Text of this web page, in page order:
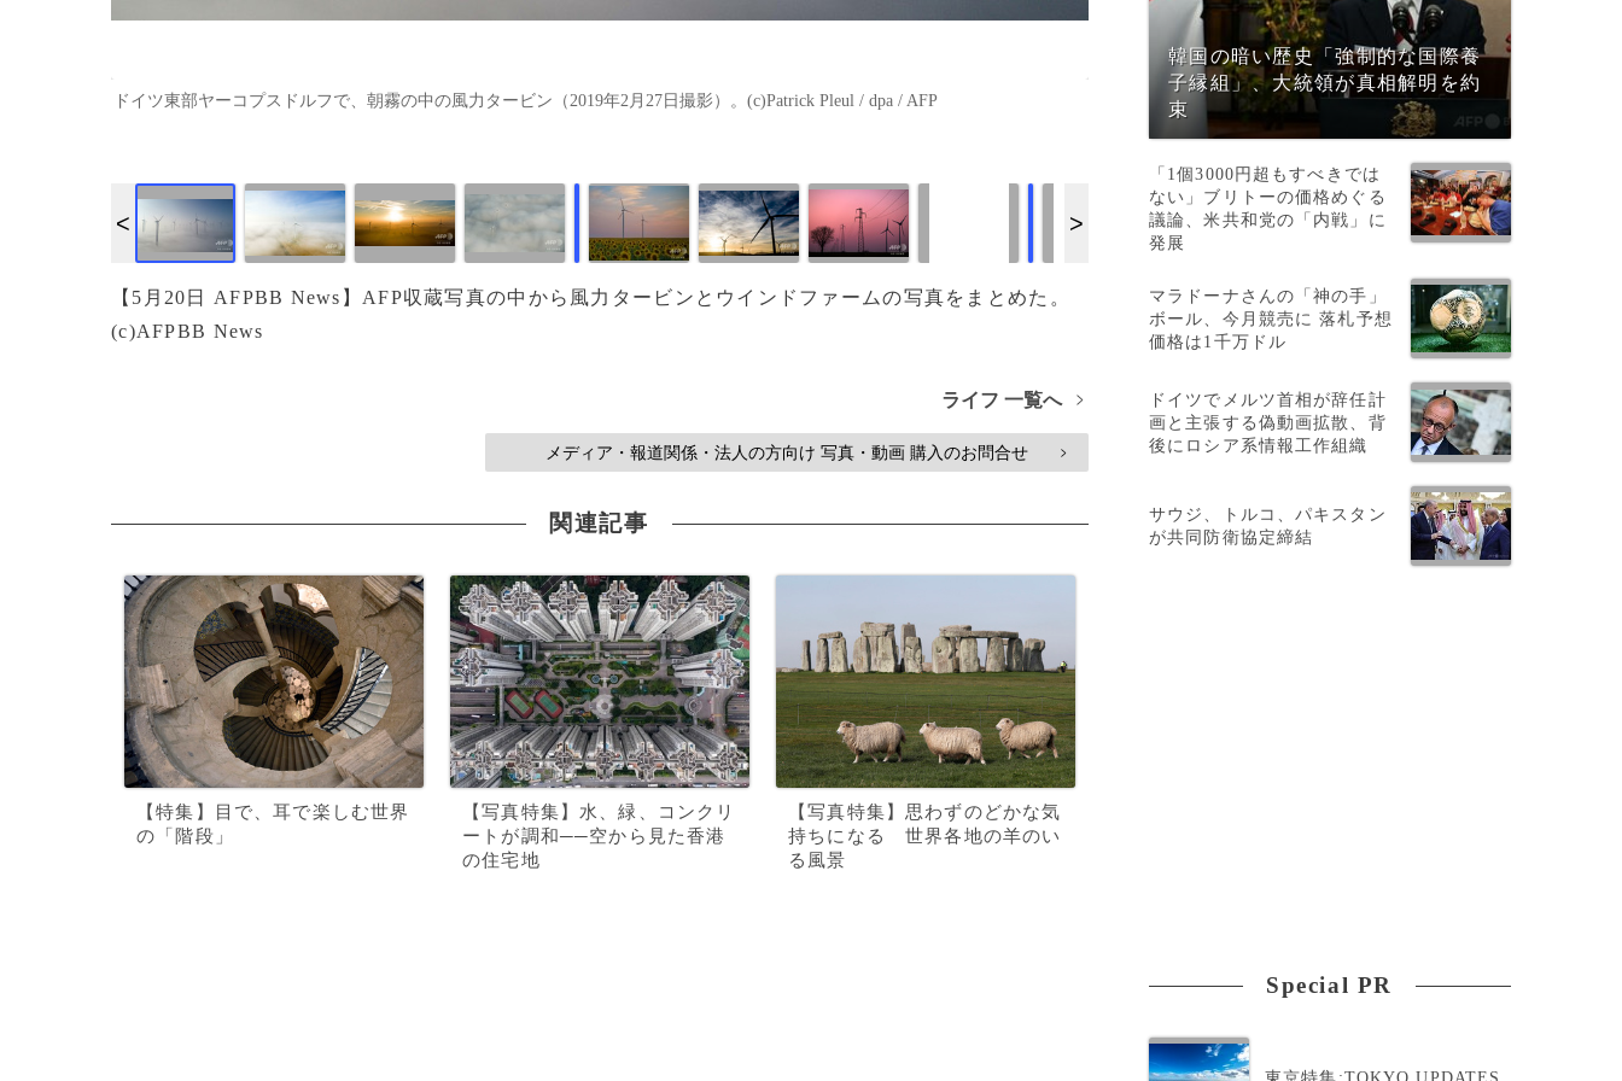
ドイツ東部ヤーコプスドルフで、朝霧の中の風力タービン（2019年2月27日撮影）。(c)Patrick Pleul / dpa / AFP
画像作成中 画像作成中 画像作成中 画像作成中
【5月20日 AFPBB News】AFP収蔵写真の中から風力タービンとウインドファームの写真をまとめた。
(c)AFPBB News
ライフ 一覧へ >
メディア・報道関係・法人の方向け 写真・動画 購入のお問合せ >
関連記事
【特集】目で、耳で楽しむ世界
の「階段」
【写真特集】水、緑、コンクリ
ートが調和──空から見た香港
の住宅地
【写真特集】思わずのどかな気
持ちになる 世界各地の羊のい
る風景
韓国の暗い歴史「強制的な国際養
子縁組」、大統領が真相解明を約
束
「1個3000円超もすべきでは
ない」ブリトーの価格めぐる
議論、米共和党の「内戦」に
発展
マラドーナさんの「神の手」
ボール、今月競売に 落札予想
価格は1千万ドル
ドイツでメルツ首相が辞任計
画と主張する偽動画拡散、背
後にロシア系情報工作組織
サウジ、トルコ、パキスタン
が共同防衛協定締結
Special PR
東京特集:TOKYO UPDATES